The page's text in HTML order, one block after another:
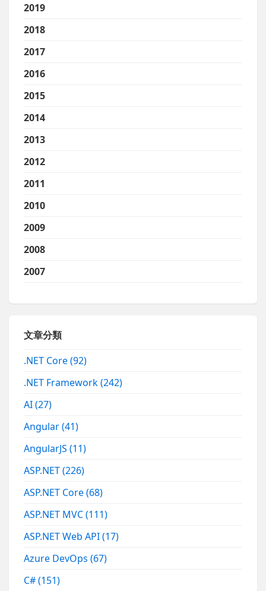
2019
2018
2017
2016
2015
2014
2013
2012
2011
2010
2009
2008
2007
文章分類
.NET Core(92)
.NET Framework(242)
AI(27)
Angular(41)
AngularJS(11)
ASP.NET(226)
ASP.NET Core(68)
ASP.NET MVC(111)
ASP.NET Web API(17)
Azure DevOps(67)
C#(151)